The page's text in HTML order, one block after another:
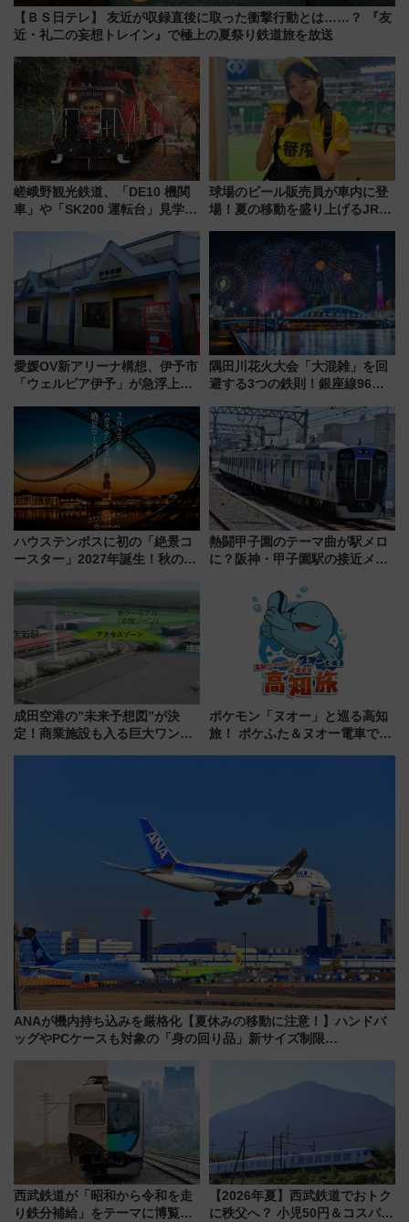
【ＢＳ日テレ】 友近が収録直後に取った衝撃行動とは……？ 『友
近・礼二の妄想トレイン』で極上の夏祭り鉄道旅を放送
嵯峨野観光鉄道、「DE10 機関
車」や「SK200 運転台」見学ツ
トの一環で激レア体験できちゃ
うかも 参加方法やスケジュール
をご紹介
球場のビール販売員が車内に登
場！夏の移動を盛り上げるJR九
月7日限定 ソフトバンクホーク
スとコラボ
愛媛OV新アリーナ構想、伊予市
「ウェルピア伊予」が急浮上！
で探る鉄道アクセスの未来
隅田川花火大会「大混雑」を回
避する3つの鉄則！銀座線96本
ツリー駅の規制まとめ 7/25開催
（2026年）
ハウステンボスに初の「絶景コ
ースター」2027年誕生！秋の
ろも一挙紹介
熱闘甲子園のテーマ曲が駅メロ
に？阪神・甲子園駅の接近メロ
谷実アレンジの特別仕様へ、8月
5日始発から
成田空港の”未来予想図”が決
定！商業施設も入る巨大ワンタ
ポケモン「ヌオー」と巡る高知
旅！ ポケふた＆ヌオー電車で楽
ANAが機内持ち込みを厳格化【夏休みの移動に注意！】ハンドバ
ッグやPCケースも対象の「身の回り品」新サイズ制限
西武鉄道が「昭和から令和を走
り鉄分補給」をテーマに博覧会
【2026年夏】西武鉄道でおトク
に秩父へ？ 小児50円＆コスパ最